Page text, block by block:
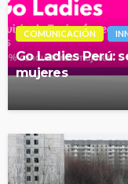
COMUNICACIÓN
Go Ladies Perú:
mujeres